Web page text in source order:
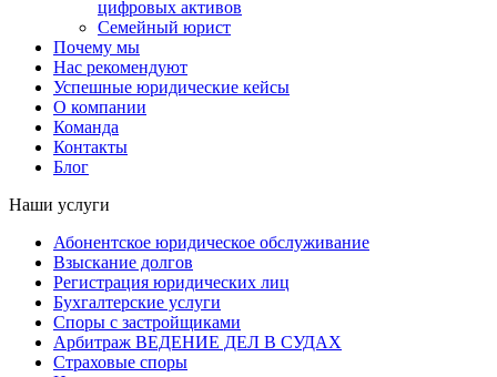
цифровых активов
Семейный юрист
Почему мы
Нас рекомендуют
Успешные юридические кейсы
О компании
Команда
Контакты
Блог
Наши услуги
Абонентское юридическое обслуживание
Взыскание долгов
Регистрация юридических лиц
Бухгалтерские услуги
Споры с застройщиками
Арбитраж ВЕДЕНИЕ ДЕЛ В СУДАХ
Страховые споры